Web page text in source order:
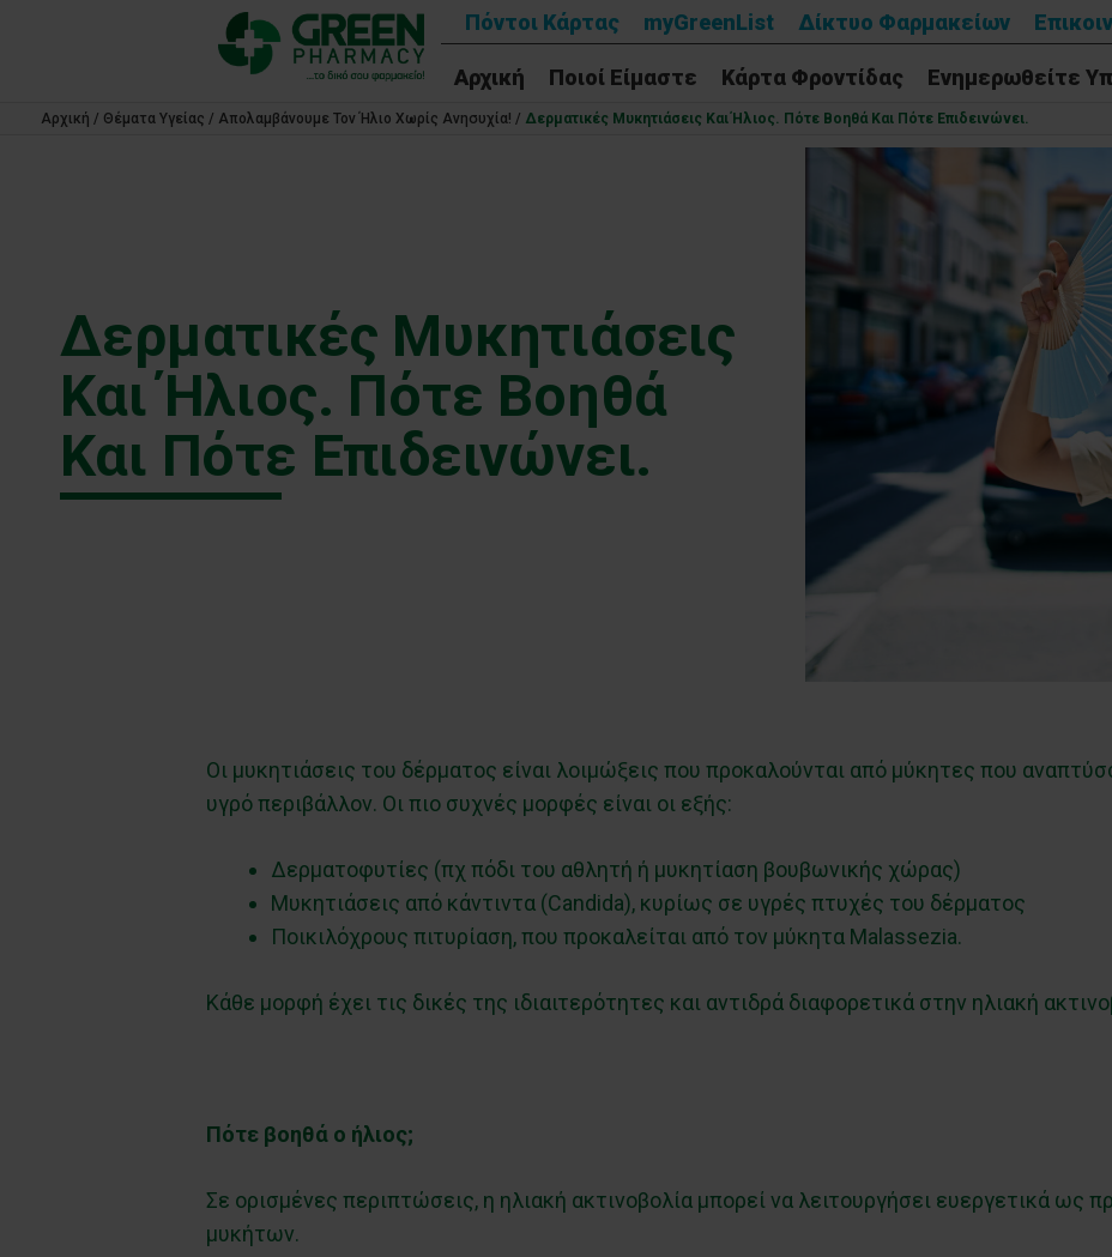
Πόντοι Κάρτας myGreenList Δίκτυο Φαρμακείων
Αρχική
Ποιοί Είμαστε Κάρτα Φροντίδας Ενημερωθείτε
Αρχική / Θέματα Υγείας / Απολαμβάνουμε Τον Ήλιο Χωρίς Ανησυχία! / Δερματικές Μυκητιάσεις Και Ήλιος. Πότε Βοηθά Και Πότε Επιδεινώνει.
Δερματικές Μυκητιάσεις
Και Ήλιος. Πότε Βοηθά
Και Πότε Επιδεινώνει.
Οι μυκητιάσεις του δέρματος είναι λοιμώξεις που προκαλούνται από μύκητες που
υγρό περιβάλλον. Οι πιο συχνές μορφές είναι οι εξής:
Δερματοφυτίες (πχ πόδι του αθλητή ή μυκητίαση βουβωνικής χώρας)
Μυκητιάσεις από κάντιντα (Candida), κυρίως σε υγρές πτυχές του δέρματος
Ποικιλόχρους πιτυρίαση, που προκαλείται από τον μύκητα Malassezia.
Κάθε μορφή έχει τις δικές της ιδιαιτερότητες και αντιδρά διαφορετικά στην ηλιακή
Πότε βοηθά ο ήλιος;
Σε ορισμένες περιπτώσεις, η ηλιακή ακτινοβολία μπορεί να λειτουργήσει ευεργετικά ως
μυκήτων.